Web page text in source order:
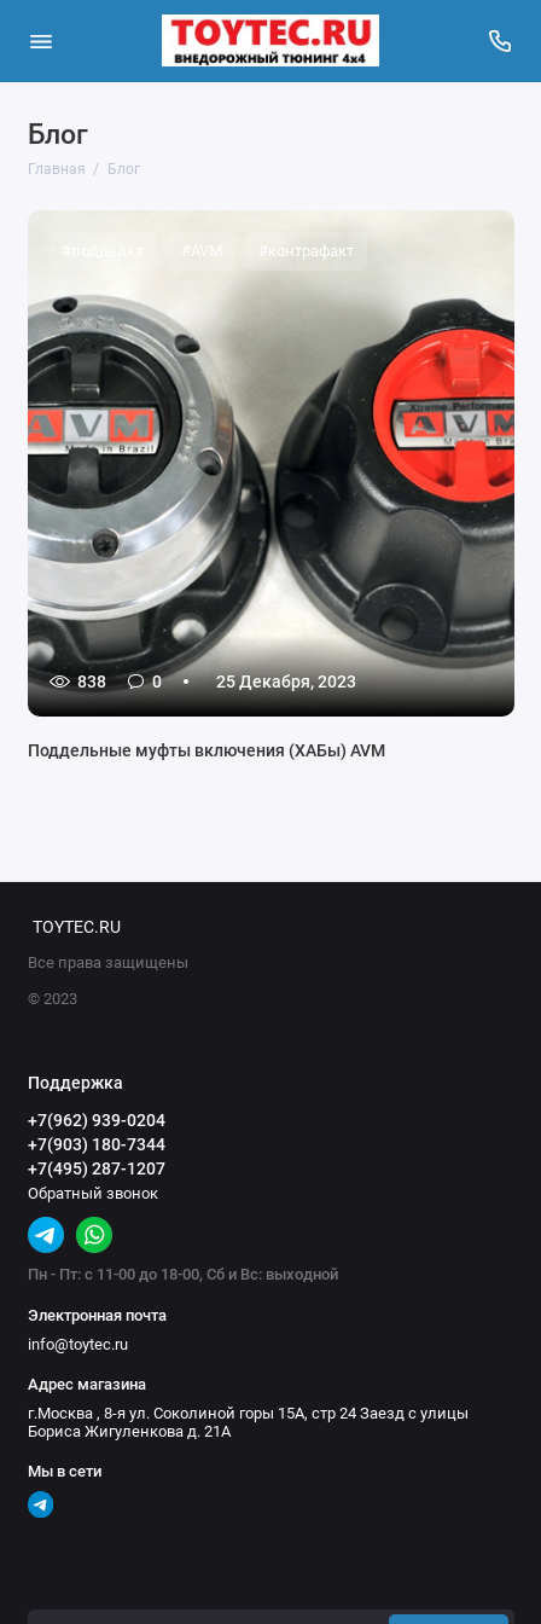
Блог
Главная Блог
#AVM #контрафакт
838 0 25 Декабря, 2023
Поддельные муфты включения (ХАБы) AVM
TOYTEC.RU
Все права защищены
© 2023
Поддержка
+7(962) 939-0204
+7(903) 180-7344
+7(495) 287-1207
Обратный звонок
Пн - Пт: с 11-00 до 18-00, Сб и Вс: выходной
Электронная почта
info@toytec.ru
Адрес магазина
г.Москва , 8-я ул. Соколиной горы 15А, стр 24 Заезд с улицы
Бориса Жигуленкова д. 21А
Мы в сети